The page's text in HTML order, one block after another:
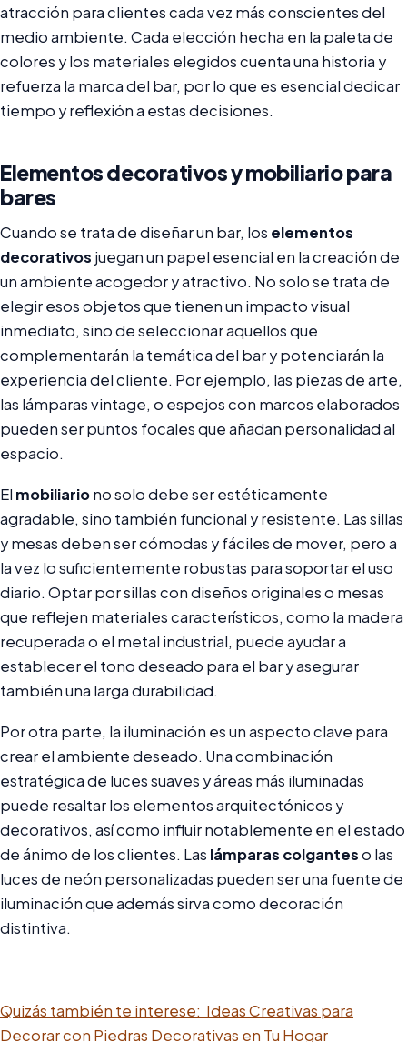
atracción para clientes cada vez más conscientes del
medio ambiente. Cada elección hecha en la paleta de
colores y los materiales elegidos cuenta una historia y
refuerza la marca del bar, por lo que es esencial dedicar
tiempo y reflexión a estas decisiones.
Elementos decorativos y mobiliario para
bares
Cuando se trata de diseñar un bar, los elementos
decorativos juegan un papel esencial en la creación de
un ambiente acogedor y atractivo. No solo se trata de
elegir esos objetos que tienen un impacto visual
inmediato, sino de seleccionar aquellos que
complementarán la temática del bar y potenciarán la
experiencia del cliente. Por ejemplo, las piezas de arte,
las lámparas vintage, o espejos con marcos elaborados
pueden ser puntos focales que añadan personalidad al
espacio.
El mobiliariono solo debe ser estéticamente
agradable, sino también funcional y resistente. Las sillas
y mesas deben ser cómodas y fáciles de mover, pero a
la vez lo suficientemente robustas para soportar el uso
diario. Optar por sillas con diseños originales o mesas
que reflejen materiales característicos, como la madera
recuperada o el metal industrial, puede ayudar a
establecer el tono deseado para el bar y asegurar
también una larga durabilidad.
Por otra parte, la iluminación es un aspecto clave para
crear el ambiente deseado. Una combinación
estratégica de luces suaves y áreas más iluminadas
puede resaltar los elementos arquitectónicos y
decorativos, así como influir notablemente en el estado
de ánimo de los clientes. Las lámparas colganteso las
luces de neón personalizadas pueden ser una fuente de
iluminación que además sirva como decoración
distintiva.
Quizás también te interese: Ideas Creativas para
Decorar con Piedras Decorativas en Tu Hogar